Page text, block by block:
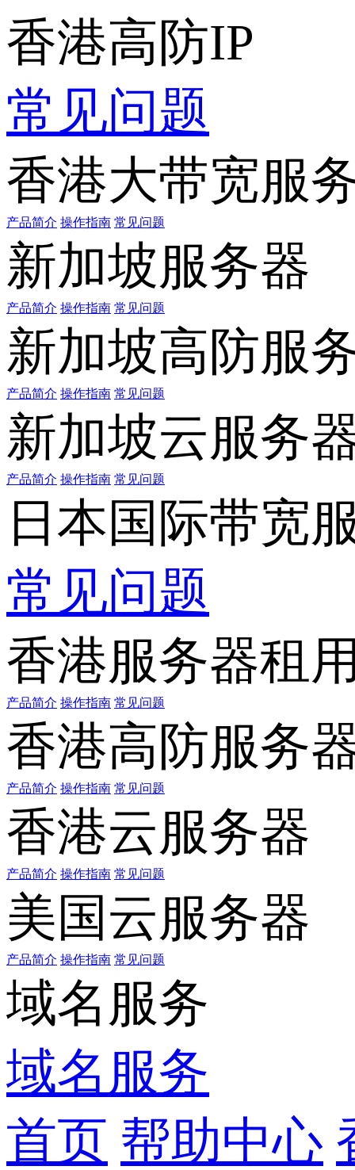
香港高防IP
常见问题
香港大带宽服
产品简介 操作指南 常见问题
新加坡服务器
产品简介 操作指南 常见问题
新加坡高防服
产品简介 操作指南 常见问题
新加坡云服务
产品简介 操作指南 常见问题
日本国际带宽
常见问题
香港服务器租
产品简介 操作指南 常见问题
香港高防服务
产品简介 操作指南 常见问题
香港云服务器
产品简介 操作指南 常见问题
美国云服务器
产品简介 操作指南 常见问题
域名服务
域名服务
首页 帮助中心